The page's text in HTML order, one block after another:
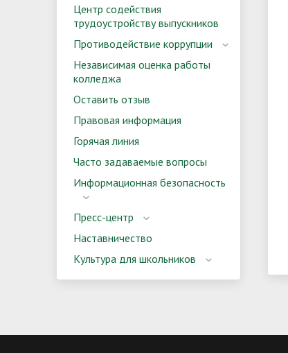
Центр содействия
трудоустройству выпускников
Противодействие коррупции
Независимая оценка работы
колледжа
Оставить отзыв
Правовая информация
Горячая линия
Часто задаваемые вопросы
Информационная безопасность
Пресс-центр
Наставничество
Культура для школьников